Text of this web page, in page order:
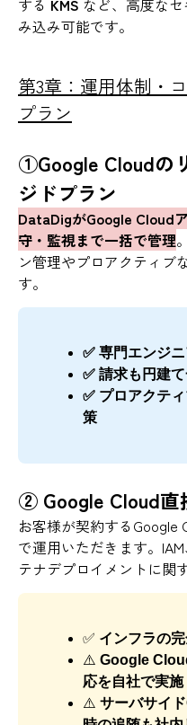
する KMS など、高度な
み込み可能です。
第3章：運用体制・
プラン
①Google Cloudの
ジドプラン
DataDigがGoogle Cloud
守・監視まで一括で管理
ン管理やプロアクティブ
す。
✅ 専門エンジ
✅ 請求も円建
✅ プロアクテ
策
② Google Cloud直
お客様が契約するGoogle
で運用いただきます。
テナデプロイメントに関
✅ インフラの
⚠️ Google
応を自社で実施
⚠️ サーバサイ